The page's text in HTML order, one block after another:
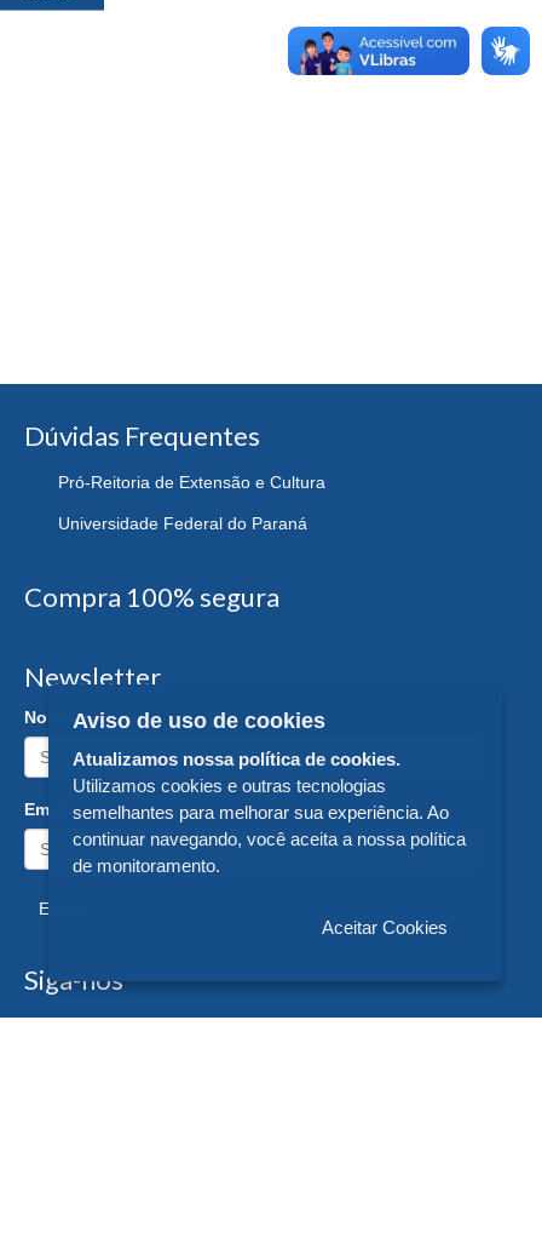
Dúvidas Frequentes
Pró-Reitoria de Extensão e Cultura
Universidade Federal do Paraná
Compra 100% segura
Newsletter
Nome:
Email:
Enviar
Siga-nos
Aviso de uso de cookies
Atualizamos nossa política de cookies.
Utilizamos cookies e outras tecnologias
semelhantes para melhorar sua experiência. Ao
continuar navegando, você aceita a nossa política
de monitoramento.
Aceitar Cookies